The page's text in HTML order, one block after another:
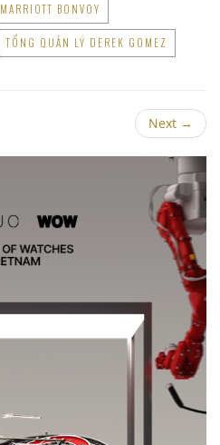
MARRIOTT BONVOY
TỔNG QUẢN LÝ DEREK GOMEZ
Next →